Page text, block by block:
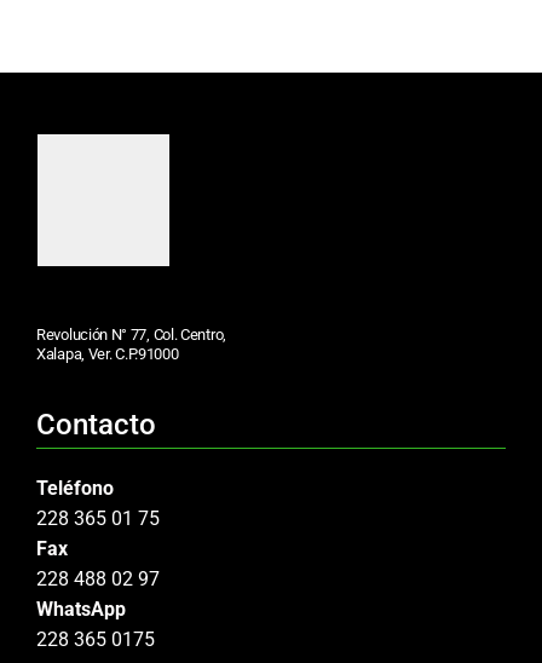
Revolución N° 77, Col. Centro,
Xalapa, Ver. C.P.91000
Contacto
Teléfono
228 365 01 75
Fax
228 488 02 97
WhatsApp
228 365 0175